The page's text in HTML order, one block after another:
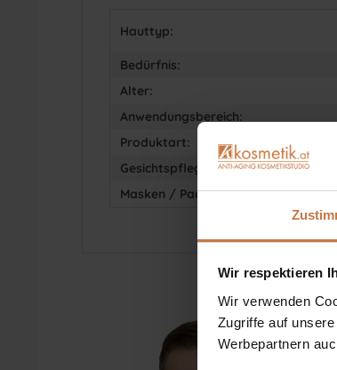
Wir respektieren
Wir verwenden
Zugriffe auf
Werbepartnern
Hauttyp:
Bedürfnis:
Alter:
Anwendungsbereich:
Produktart:
Gesichtspflege:
Masken / Packungen: